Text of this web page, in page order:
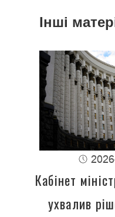
Інші
Кабінет
ухвалив